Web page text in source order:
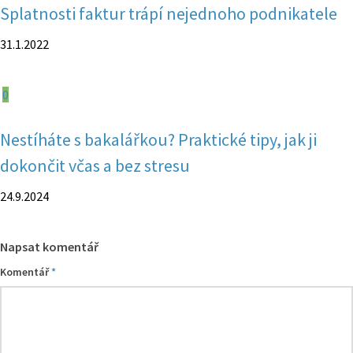
Splatnosti faktur trápí nejednoho podnikatele
31.1.2022
0
Nestíháte s bakalářkou? Praktické tipy, jak ji
dokončit včas a bez stresu
24.9.2024
Napsat komentář
Komentář*